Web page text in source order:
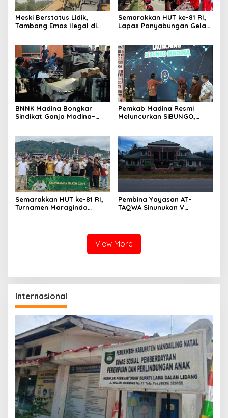
Meski Berstatus Lidik,
Tambang Emas Ilegal di
Semarakkan HUT ke-81 RI,
Lapas Panyabungan Gelar
BNNK Madina Bongkar
Sindikat Ganja Madina–
Pemkab Madina Resmi
Meluncurkan SiBUNGO,
Semarakkan HUT ke-81 RI,
Turnamen Maraginda
Pembina Yayasan AT-
TAQWA Sinunukan V
View More
Internasional